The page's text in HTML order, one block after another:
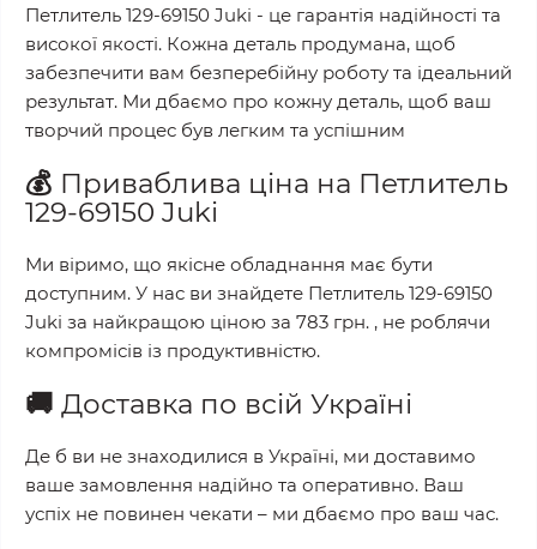
Петлитель 129-69150 Juki - це гарантія надійності та
високої якості. Кожна деталь продумана, щоб
забезпечити вам безперебійну роботу та ідеальний
результат. Ми дбаємо про кожну деталь, щоб ваш
творчий процес був легким та успішним
💰 Приваблива ціна на Петлитель
129-69150 Juki
Ми віримо, що якісне обладнання має бути
доступним. У нас ви знайдете Петлитель 129-69150
Juki за найкращою ціною за 783 грн. , не роблячи
компромісів із продуктивністю.
🚚 Доставка по всій Україні
Де б ви не знаходилися в Україні, ми доставимо
ваше замовлення надійно та оперативно. Ваш
успіх не повинен чекати – ми дбаємо про ваш час.